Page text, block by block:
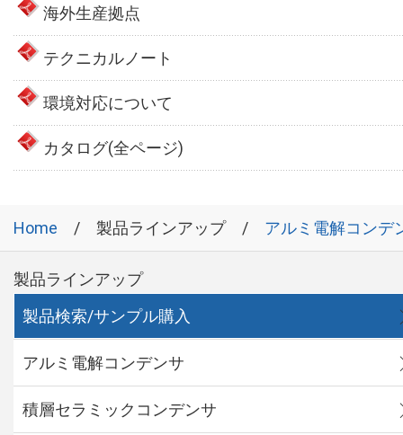
海外生産拠点
テクニカルノート
環境対応について
カタログ(全ページ)
Home 製品ラインアップ アルミ電解コンデ
製品ラインアップ
製品検索/サンプル購入
アルミ電解コンデンサ
積層セラミックコンデンサ